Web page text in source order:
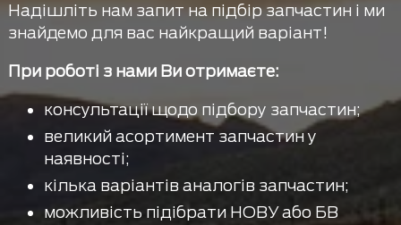
Надішліть нам запит на підбір запчастин і ми
знайдемо для вас найкращий варіант!
При роботі з нами Ви отримаєте:
консультації щодо підбору запчастин;
великий асортимент запчастин у
наявності;
кілька варіантів аналогів запчастин;
можливість підібрати НОВУ або БВ